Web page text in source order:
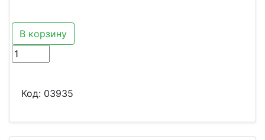
В корзину
Код: 03935